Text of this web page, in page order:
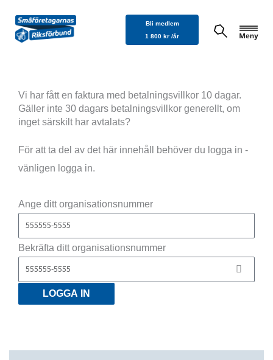
innehåll
Bli medlem
1 800 kr /år
Vi har fått en faktura med betalningsvillkor 10 dagar.
Gäller inte 30 dagars betalningsvillkor generellt, om
inget särskilt har avtalats?
För att ta del av det här innehåll behöver du logga in -
vänligen logga in.
Ange ditt organisationsnummer
Bekräfta ditt organisationsnummer
LOGGA IN